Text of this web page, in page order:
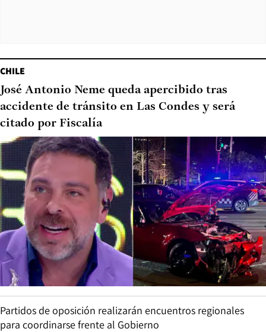
CHILE
José Antonio Neme queda apercibido tras
accidente de tránsito en Las Condes y será
citado por Fiscalía
Partidos de oposición realizarán encuentros regionales
para coordinarse frente al Gobierno